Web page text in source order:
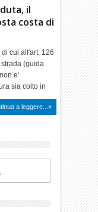
il
costa di
cui all'art. 126
(guida
e'
sia colto in
a leggere...»